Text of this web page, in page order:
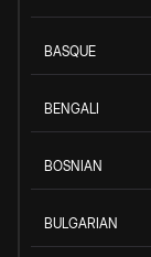
BASQUE
BENGALI
BOSNIAN
BULGARIAN